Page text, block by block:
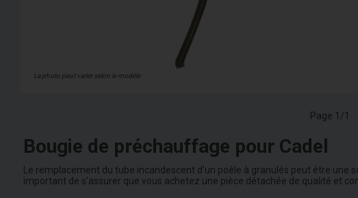
La photo peut varier selon le modèle
Page 1/1
Bougie de préchauffage pour Cadel
Le remplacement du tube incandescent d'un poêle à granulés peut être
important de s'assurer que vous achetez une pièce détachée de qualité et